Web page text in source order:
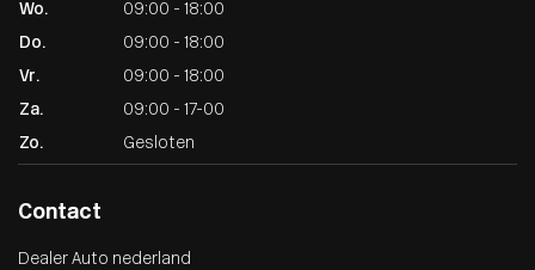
Wo.
09:00 - 18:00
Do.
09:00 - 18:00
Vr.
09:00 - 18:00
Za.
09:00 - 17-00
Zo.
Gesloten
Contact
Dealer Auto nederland